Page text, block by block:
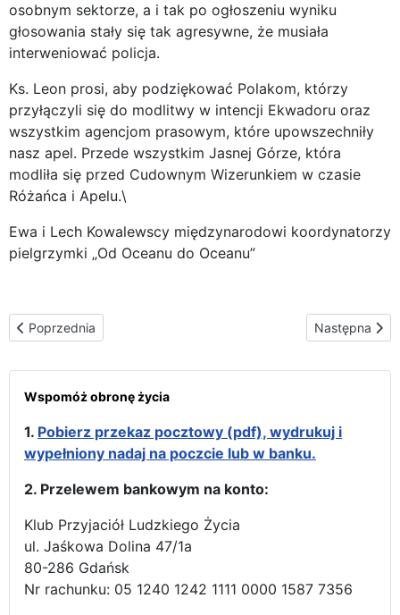
osobnym sektorze, a i tak po ogłoszeniu wyniku
głosowania stały się tak agresywne, że musiała
interweniować policja.
Ks. Leon prosi, aby podziękować Polakom, którzy
przyłączyli się do modlitwy w intencji Ekwadoru oraz
wszystkim agencjom prasowym, które upowszechniły
nasz apel. Przede wszystkim Jasnej Górze, która
modliła się przed Cudownym Wizerunkiem w czasie
Różańca i Apelu.\
Ewa i Lech Kowalewscy międzynarodowi koordynatorzy
pielgrzymki „Od Oceanu do Oceanu”
Poprzednia strona: Maryja ochrania wszystkie swoje dzieci
Poprzednia Następna
Następna
Wspomóż obronę życia
1. Pobierz przekaz pocztowy (pdf), wydrukuj i
wypełniony nadaj na poczcie lub w banku.
2. Przelewem bankowym na konto:
Klub Przyjaciół Ludzkiego Życia
ul. Jaśkowa Dolina 47/1a
80-286 Gdańsk
Nr rachunku: 05 1240 1242 1111 0000 1587 7356